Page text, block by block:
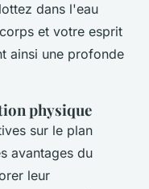
dans l'eau
et votre esprit
ainsi une profonde
physique
sur le plan
avantages du
leur